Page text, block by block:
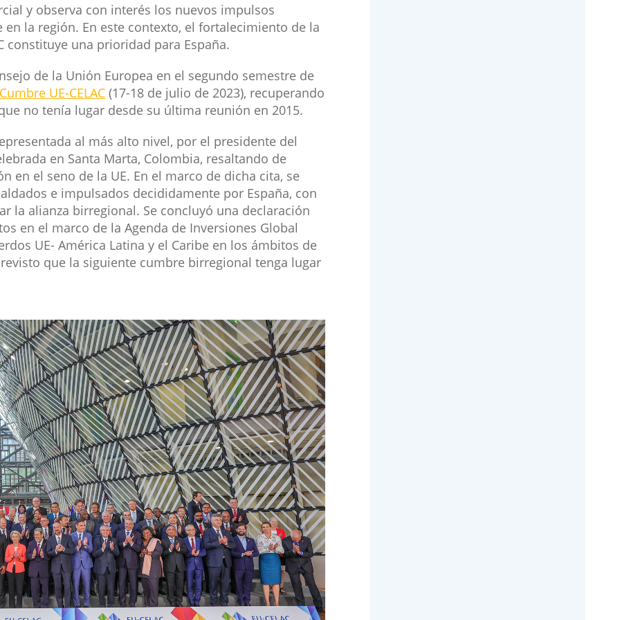
y observa con interés los nuevos impulsos
la región. En este contexto, el fortalecimiento de la
constituye una prioridad para España.
de la Unión Europea en el segundo semestre de
UE-CELAC (17-18 de julio de 2023), recuperando
no tenía lugar desde su última reunión en 2015.
al más alto nivel, por el presidente del
en Santa Marta, Colombia, resaltando de
en el seno de la UE. En el marco de dicha cita, se
e impulsados decididamente por España, con
la alianza birregional. Se concluyó una declaración
en el marco de la Agenda de Inversiones Global
UE- América Latina y el Caribe en los ámbitos de
que la siguiente cumbre birregional tenga lugar